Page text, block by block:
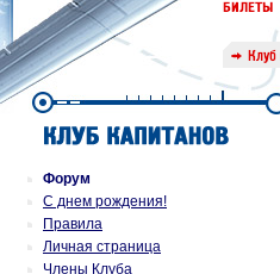
Форум
С днем рождения!
Правила
Личная страница
Члены Клуба